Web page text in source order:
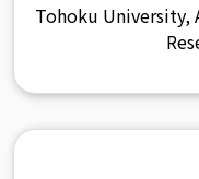
Tohoku University,